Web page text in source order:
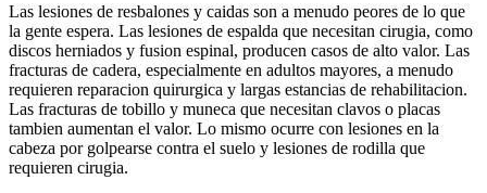
Las lesiones de resbalones y caidas son a menudo peores de lo que
la gente espera. Las lesiones de espalda que necesitan cirugia, como
discos herniados y fusion espinal, producen casos de alto valor. Las
fracturas de cadera, especialmente en adultos mayores, a menudo
requieren reparacion quirurgica y largas estancias de rehabilitacion.
Las fracturas de tobillo y muneca que necesitan clavos o placas
tambien aumentan el valor. Lo mismo ocurre con lesiones en la
cabeza por golpearse contra el suelo y lesiones de rodilla que
requieren cirugia.